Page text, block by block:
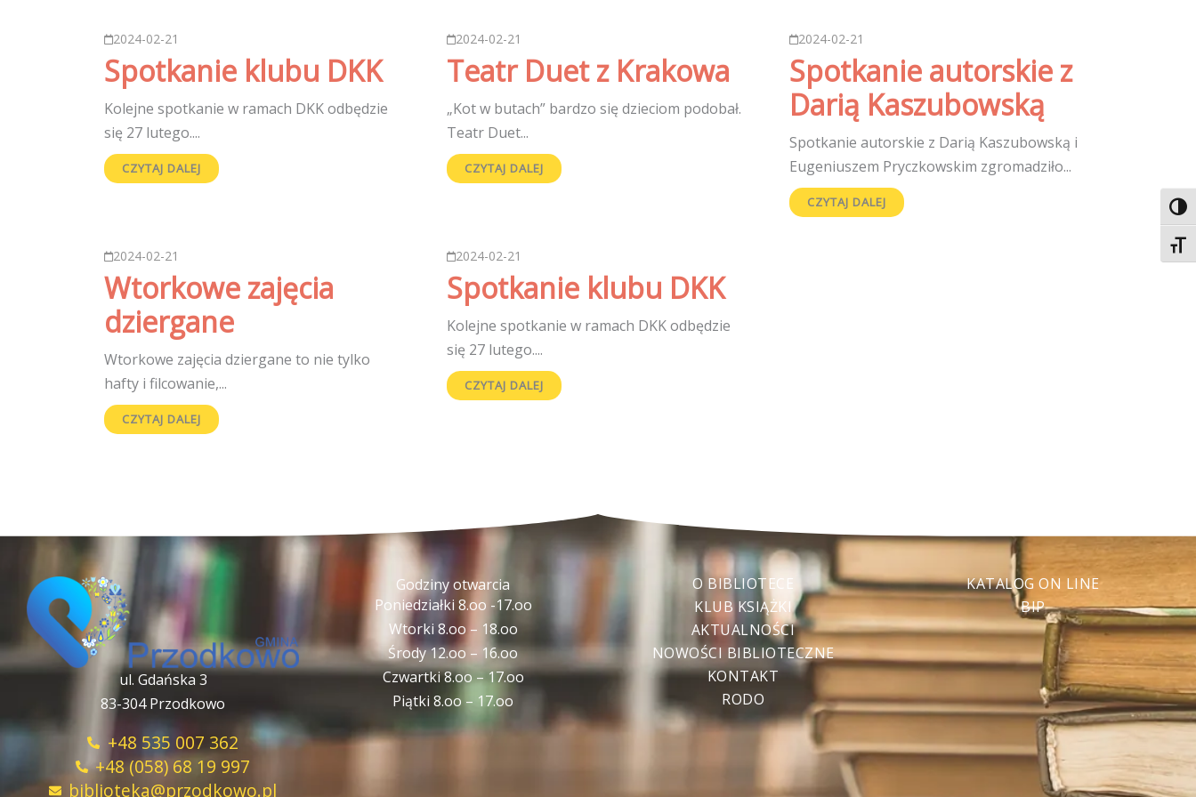
2024-02-21
Spotkanie klubu DKK
Kolejne spotkanie w ramach DKK odbędzie
się 27 lutego....
CZYTAJ DALEJ
2024-02-21
Teatr Duet z Krakowa
„Kot w butach” bardzo się dzieciom podobał.
Teatr Duet...
CZYTAJ DALEJ
2024-02-21
Spotkanie autorskie z
Darią Kaszubowską
Spotkanie autorskie z Darią Kaszubowską i
Eugeniuszem Pryczkowskim zgromadziło...
CZYTAJ DALEJ
2024-02-21
Wtorkowe zajęcia
dziergane
Wtorkowe zajęcia dziergane to nie tylko
hafty i filcowanie,...
CZYTAJ DALEJ
2024-02-21
Spotkanie klubu DKK
Kolejne spotkanie w ramach DKK odbędzie
się 27 lutego....
CZYTAJ DALEJ
ul. Gdańska 3
83-304 Przodkowo
+48 535 007 362
+48 (058) 68 19 997
biblioteka@przodkowo.pl
Godziny otwarcia
Poniedziałki 8.oo -17.oo
Wtorki 8.oo – 18.oo
Środy 12.oo – 16.oo
Czwartki 8.oo – 17.oo
Piątki 8.oo – 17.oo
O BIBLIOTECE
KLUB KSIĄŻKI
AKTUALNOŚCI
NOWOŚCI BIBLIOTECZNE
KONTAKT
RODO
KATALOG ON LINE
BIP